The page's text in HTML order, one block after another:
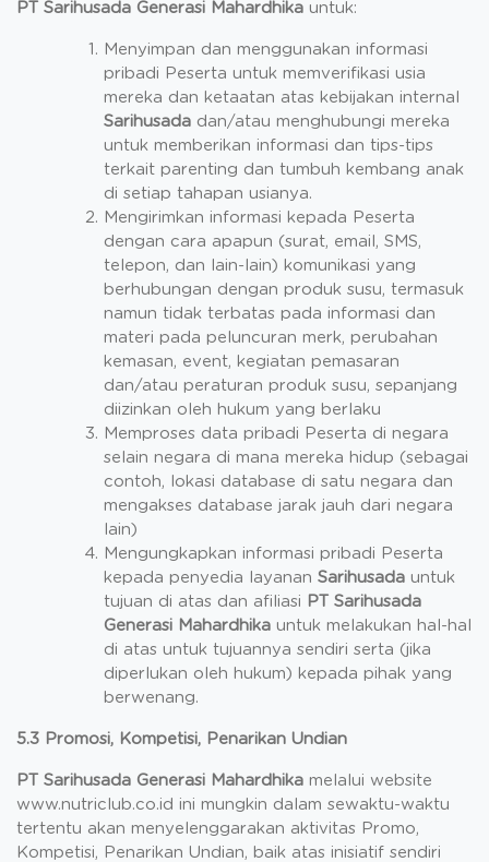
PT Sarihusada Generasi Mahardhika untuk:
Menyimpan dan menggunakan informasi
pribadi Peserta untuk memverifikasi usia
mereka dan ketaatan atas kebijakan internal
Sarihusada dan/atau menghubungi mereka
untuk memberikan informasi dan tips-tips
terkait parenting dan tumbuh kembang anak
di setiap tahapan usianya.
Mengirimkan informasi kepada Peserta
dengan cara apapun (surat, email, SMS,
telepon, dan lain-lain) komunikasi yang
berhubungan dengan produk susu, termasuk
namun tidak terbatas pada informasi dan
materi pada peluncuran merk, perubahan
kemasan, event, kegiatan pemasaran
dan/atau peraturan produk susu, sepanjang
diizinkan oleh hukum yang berlaku
Memproses data pribadi Peserta di negara
selain negara di mana mereka hidup (sebagai
contoh, lokasi database di satu negara dan
mengakses database jarak jauh dari negara
lain)
Mengungkapkan informasi pribadi Peserta
kepada penyedia layanan Sarihusada untuk
tujuan di atas dan afiliasi PT Sarihusada
Generasi Mahardhika untuk melakukan hal-hal
di atas untuk tujuannya sendiri serta (jika
diperlukan oleh hukum) kepada pihak yang
berwenang.
5.3 Promosi, Kompetisi, Penarikan Undian
PT Sarihusada Generasi Mahardhika melalui website
www.nutriclub.co.id ini mungkin dalam sewaktu-waktu
tertentu akan menyelenggarakan aktivitas Promo,
Kompetisi, Penarikan Undian, baik atas inisiatif sendiri